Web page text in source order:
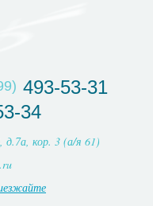
493-53-31
34
кор. 3 (а/я 61)